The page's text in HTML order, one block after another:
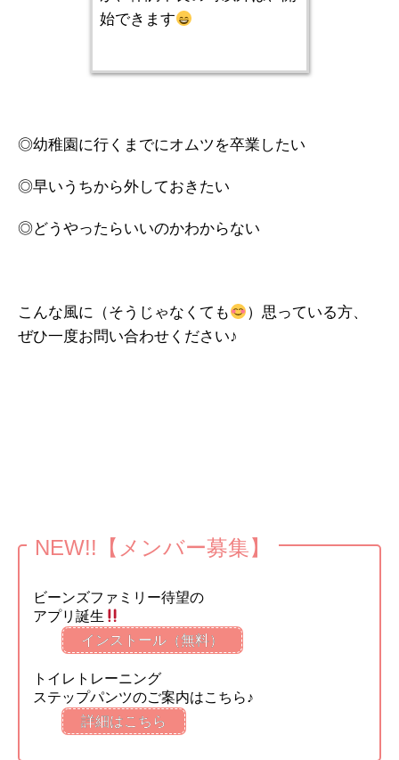
始できます
◎幼稚園に行くまでにオムツを卒業したい
◎早いうちから外しておきたい
◎どうやったらいいのかわからない
こんな風に（そうじゃなくても
）思っている方、
ぜひ一度お問い合わせください♪
NEW!!【メンバー募集】
ビーンズファミリー待望の
アプリ誕生
インストール（無料）
トイレトレーニング
ステップパンツのご案内はこちら♪
詳細はこちら